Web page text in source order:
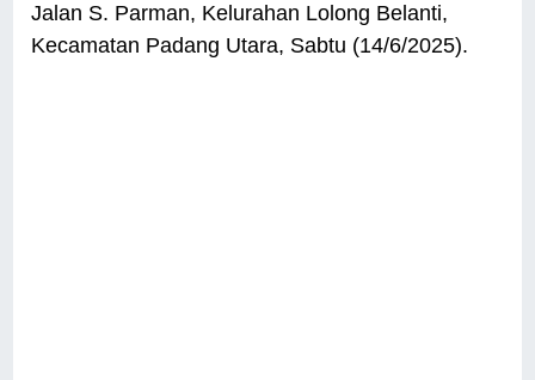
Jalan S. Parman, Kelurahan Lolong Belanti,
Kecamatan Padang Utara, Sabtu (14/6/2025).